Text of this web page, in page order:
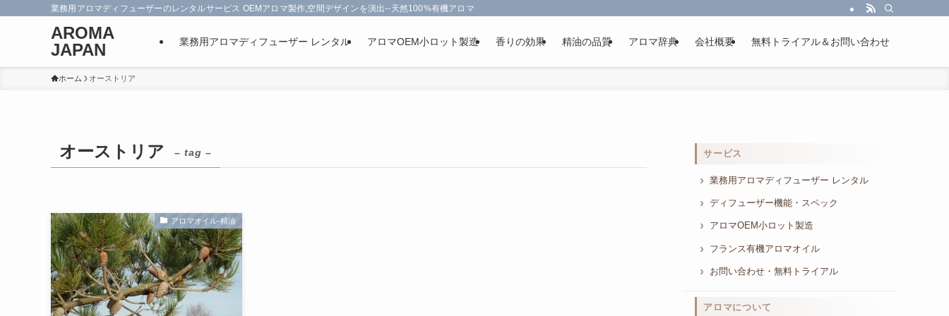
業務用アロマディフューザーのレンタルサービス OEMアロマ製作,空間デザインを演出--天然100%有機アロマオイルを使用-フランス政府認定
AROMA
JAPAN
業務用アロマディフューザー レンタル アロマOEM小ロット製造 香りの効果 精油の品質 アロマ辞典 会社概要 無料トライアル＆お問い合わせ
ホーム オーストリア
オーストリア – tag –
アロマオイル-精油
サービス
業務用アロマディフューザー レンタル
ディフューザー機能・スペック
アロマOEM小ロット製造
フランス有機アロマオイル
お問い合わせ・無料トライアル
アロマについて